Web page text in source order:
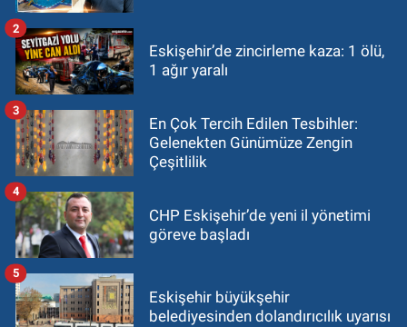
Eskişehir’de zincirleme kaza: 1 ölü,
1 ağır yaralı
2
En Çok Tercih Edilen Tesbihler:
Gelenekten Günümüze Zengin
Çeşitlilik
3
CHP Eskişehir’de yeni il yönetimi
göreve başladı
4
Eskişehir büyükşehir
belediyesinden dolandırıcılık uyarısı
5